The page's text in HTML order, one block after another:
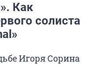
Как
солиста
Игоря Сорина